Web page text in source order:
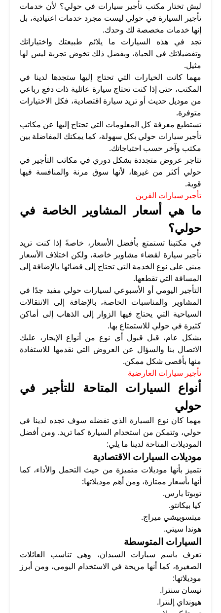
ليش تختار مكتب تأجير سيارات في حولي؟ لأن خدمات
تأجير السيارة في حولي ليست مجرد خدمات اعتيادية، بل
إنها خدمات مخصصة لك وحدك.
تجد في هذه السيارات ما يلائم طبيعتك واختياراتك
وتفضيلاتك في الحياة، وبفضل ذلك تخوض تجربة ليس لها
مثيل.
مهما كانت الخيارات التي تحتاج إليها ستجدها لدينا في
المكتب، حتى إذا كنت تحتاج سيارة عائلية ذات دفع رباعي
من موديل حديث أو تريد سيارة اقتصادية، فكل الاختيارات
متوفرة.
تستطيع معرفة كل المعلومات التي تحتاج إليها عن مكاتب
تأجير سيارات حولي بكل سهولة، كما يمكنك المفاضلة بين
مكتب وآخر حسب احتياجاتك.
تتاجر عروض متجددة بشكل دوري في مكاتب التأجير في
حولي أكثر من غيرها، لأنها سوق مرنة والمنافسة فيها
قوية.
تأجير سيارات القرين
ما هي أسعار المشاوير الخاصة في
حولي؟
في مكتبنا تستمتع بأفضل الأسعار، خاصةً إذا كنت تريد
تأجير سيارة لقضاء مشاوير خاصة، ولكن اختلاف الأسعار
مبني على نوع الخدمة التي تحتاج إلى قضائها بالإضافة إلى
المسافة التي تقطعها.
التأجير اليومي أو الأسبوعي لسيارات حولي مفيد جدًا في
المشاوير والمناسبات الخاصة، بالإضافة إلى الانتقالات
السياحية التي يحتاج فيها الزوار إلى الذهاب إلى أماكن
كثيرة في حولي للاستمتاع بها.
بشكل عام، قبل قبول أي نوع من أنواع الإيجار، عليك
الاتصال بنا والسؤال عن العروض التي نقدمها للاستفادة
منها بأقصى شكل ممكن.
تأجير سيارات العارضية
أنواع السيارات المتاحة للتأجير في
حولي
مهما كان نوع السيارة الذي تفضله سوف تجده لدينا في
حولي، وتتمكن من استخدام السيارة كما تريد. ومن أفضل
الموديلات المتاحة لدينا ما يلي:
موديلات السيارات الاقتصادية
تتميز بأنها موديلات متميزة من حيث التحمل والأداء، كما
أنها بأسعار ممتازة، ومن أهم موديلاتها:
تويوتا يارس.
كيا بيكانتو.
ميتسوبيشي ميراج.
هوندا سيتي.
السيارات المتوسطة
تعرف باسم سيارات السيدان، وهي تناسب العائلات
الصغيرة، كما أنها مريحة في الاستخدام اليومي، ومن أبرز
موديلاتها:
نيسان سنترا.
هيونداي إلنترا.